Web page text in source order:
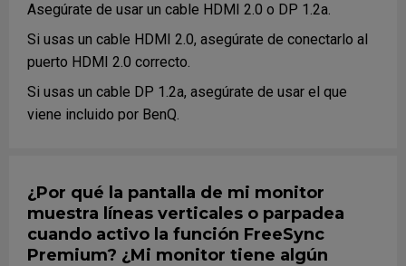
Asegúrate de usar un cable HDMI 2.0 o DP 1.2a.
Si usas un cable HDMI 2.0, asegúrate de conectarlo al
puerto HDMI 2.0 correcto.
Si usas un cable DP 1.2a, asegúrate de usar el que
viene incluido por BenQ.
Asegúrate de que tu tarjeta gráfica soporte 240Hz.
Instala el driver del monitor desde la web oficial de
ZOWIE.
¿Por qué la pantalla de mi monitor
muestra líneas verticales o parpadea
cuando activo la función FreeSync
Premium? ¿Mi monitor tiene algún